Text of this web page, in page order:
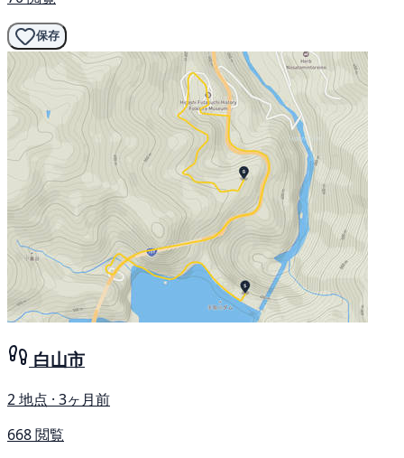
保存
白山市
2 地点 · 3ヶ月前
668 閲覧